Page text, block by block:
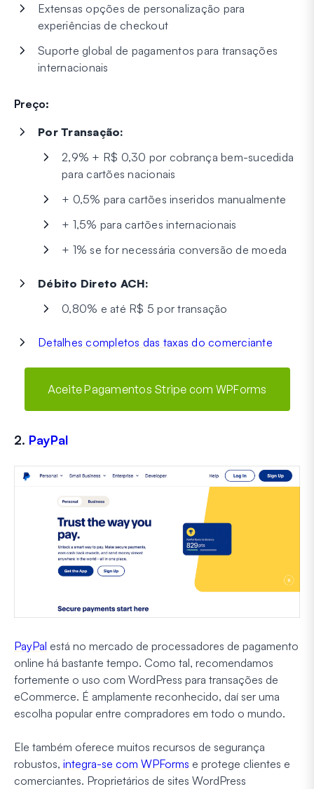
Extensas opções de personalização para
experiências de checkout
Suporte global de pagamentos para transações
internacionais
Preço:
Por Transação:
2,9% + R$ 0,30 por cobrança bem-sucedida
para cartões nacionais
+ 0,5% para cartões inseridos manualmente
+ 1,5% para cartões internacionais
+ 1% se for necessária conversão de moeda
Débito Direto ACH:
0,80% e até R$ 5 por transação
Detalhes completos das taxas do comerciante
Aceite Pagamentos Stripe com WPForms
2. PayPal
PayPal está no mercado de processadores de pagamento
online há bastante tempo. Como tal, recomendamos
fortemente o uso com WordPress para transações de
eCommerce. É amplamente reconhecido, daí ser uma
escolha popular entre compradores em todo o mundo.
Ele também oferece muitos recursos de segurança
robustos, integra-se com WPForms e protege clientes e
comerciantes. Proprietários de sites WordPress